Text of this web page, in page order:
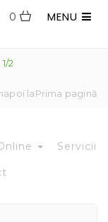
MENU
0
1/2
laPrima pagină
Servicii